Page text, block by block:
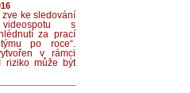
zve ke sledování
s
za prací
po roce“.
v rámci
riziko může být